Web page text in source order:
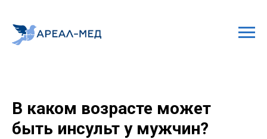
В каком возрасте может
быть инсульт у мужчин?